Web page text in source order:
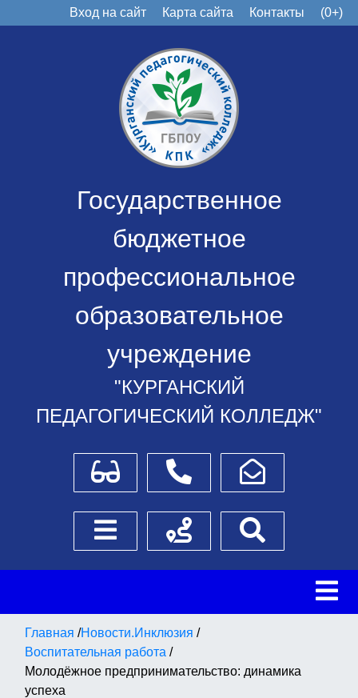
Вход на сайт Карта сайта Контакты (0+)
Государственное
бюджетное
профессиональное
образовательное
учреждение
"КУРГАНСКИЙ
ПЕДАГОГИЧЕСКИЙ КОЛЛЕДЖ"
Для слабовидящихТелефоныНаписать обращение
Боковое менюСхема проезда
Главная /Новости.Инклюзия /
Воспитательная работа /
Молодёжное предпринимательство: динамика
успеха